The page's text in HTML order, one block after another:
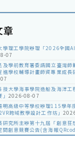
章
學理工學院辦理「2026全國
07
及學前教育署委請國立臺灣
進學校輔導計畫師資專業成長
技大學海事學院造船及海洋
2026-08-07
明高級中等學校辦理115學年
跨域教學設計工作坊」
研究所主辦第十九屆「創意
間創意競賽公告(含海報